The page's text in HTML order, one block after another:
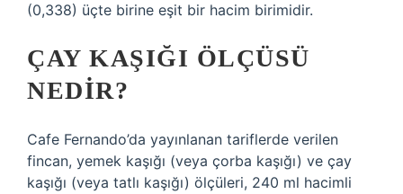
(0,338) üçte birine eşit bir hacim birimidir.
ÇAY KAŞIĞI ÖLÇÜSÜ
NEDIR?
Cafe Fernando’da yayınlanan tariflerde verilen
fincan, yemek kaşığı (veya çorba kaşığı) ve çay
kaşığı (veya tatlı kaşığı) ölçüleri, 240 ml hacimli